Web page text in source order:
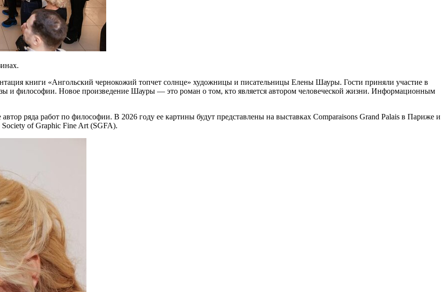
книги «Ангольский чернокожий топчет солнце» художницы и писательницы Елены Шауры. Гости приняли участие в
и философии. Новое произведение Шауры — это роман о том, кто является автором человеческой жизни. Информационным
ряда работ по философии. В 2026 году ее картины будут представлены на выставках Comparaisons Grand Palais в Париже и
Society of Graphic Fine Art (SGFA).